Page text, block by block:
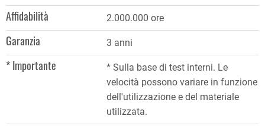
Affidabilità 2.000.000 ore
Garanzia 3 anni
* Importante
* Sulla base di test interni. Le
velocità possono variare in funzione
dell'utilizzazione e del materiale
utilizzata.